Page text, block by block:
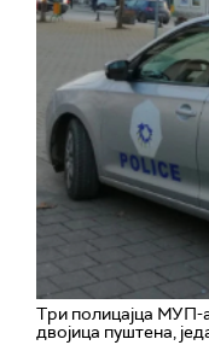
Три полицајца МУП-
двојица пуштена,